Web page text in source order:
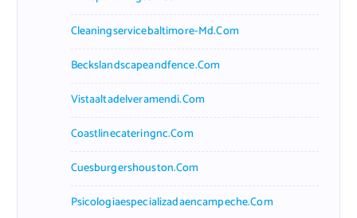
Cleaningservicebaltimore-Md.com
Beckslandscapeandfence.com
Vistaaltadelveramendi.com
Coastlinecateringnc.com
Cuesburgershouston.com
Psicologiaespecializadaencampeche.com